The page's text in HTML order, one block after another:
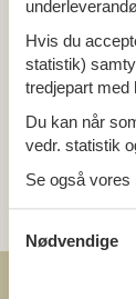
Gilleleje
Tema
Alle
Hund
Kategori
Hvis du
statistik)
tredjepart med
Du kan når
vedr. statistik
Se også vores
Nødvendige